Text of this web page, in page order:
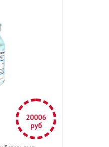
20006
руб